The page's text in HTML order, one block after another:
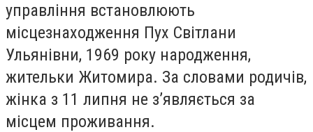
управління встановлюють
місцезнаходження Пух Світлани
Ульянівни, 1969 року народження,
жительки Житомира. За словами родичів,
жінка з 11 липня не з’являється за
місцем проживання.